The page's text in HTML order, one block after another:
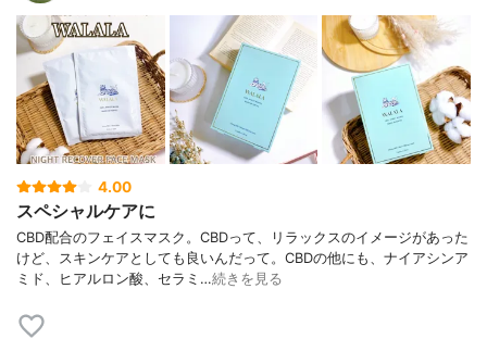
4.00
スペシャルケアに
CBD配合のフェイスマスク。CBDって、リラックスのイメージがあった
けど、スキンケアとしても良いんだって。CBDの他にも、ナイアシンア
ミド、ヒアルロン酸、セラミ…続きを見る